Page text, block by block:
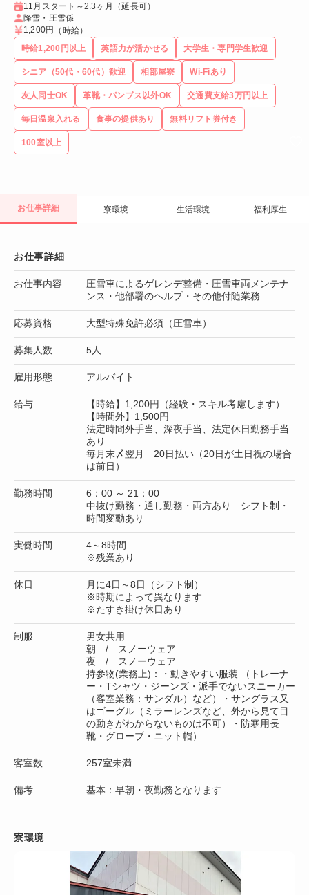
11月スタート～2.3ヶ月（延長可）
降雪・圧雪係
1,200円
（時給）
時給1,200円以上
英語力が活かせる 大学生・専門学生歓迎
シニア（50代・60代）歓迎 相部屋寮 Wi-Fiあり
友人同士OK 革靴・パンプス以外OK 交通費支給3万円以上
毎日温泉入れる 食事の提供あり 無料リフト券付き
100室以上
お仕事詳細 寮環境 生活環境 福利厚生
お仕事詳細
お仕事内容
圧雪車によるゲレンデ整備・圧雪車両メンテナ
ンス・他部署のヘルプ・その他付随業務
応募資格 大型特殊免許必須（圧雪車）
募集人数 5人
雇用形態 アルバイト
給与
【時給】1,200円（経験・スキル考慮します）
【時間外】1,500円
法定時間外手当、深夜手当、法定休日勤務手当
あり
毎月末〆翌月 20日払い（20日が土日祝の場合
は前日）
勤務時間
6：00 ～ 21：00
中抜け勤務・通し勤務・両方あり シフト制・
時間変動あり
実働時間
4～8時間
※残業あり
休日
月に4日～8日（シフト制）
※時期によって異なります
※たすき掛け休日あり
制服
男女共用
朝 / スノーウェア
夜 / スノーウェア
持参物(業務上)：・動きやすい服装 （トレーナ
ー・Tシャツ・ジーンズ・派手でないスニーカー
（客室業務：サンダル）など）・サングラス又
はゴーグル（ミラーレンズなど、外から見て目
の動きがわからないものは不可）・防寒用長
靴・グローブ・ニット帽）
客室数 257室未満
備考 基本：早朝・夜勤務となります
寮環境